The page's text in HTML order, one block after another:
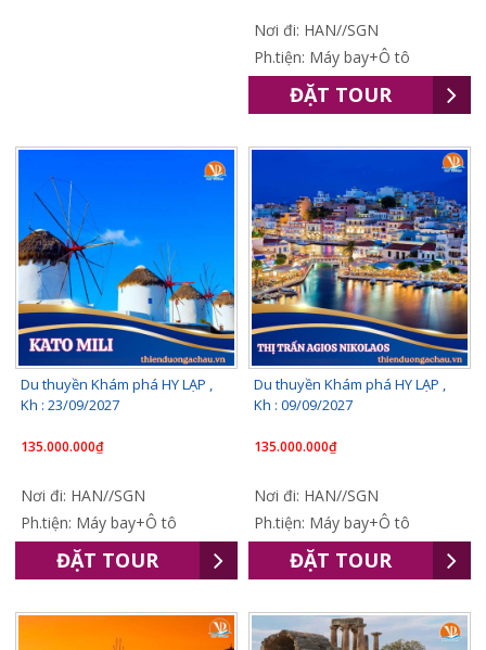
Nơi đi: HAN//SGN
Ph.tiện: Máy bay+Ô tô
ĐẶT TOUR
Du thuyền Khám phá HY LẠP ,
Kh : 23/09/2027
135.000.000₫
Nơi đi: HAN//SGN
Ph.tiện: Máy bay+Ô tô
ĐẶT TOUR
Du thuyền Khám phá HY LẠP ,
Kh : 09/09/2027
135.000.000₫
Nơi đi: HAN//SGN
Ph.tiện: Máy bay+Ô tô
ĐẶT TOUR